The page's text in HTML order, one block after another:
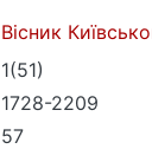
Вісник
1(51)
1728-2209
57